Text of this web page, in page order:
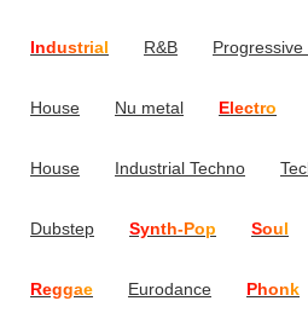
Industrial R&B Progressive
House Nu metal Electro
House Industrial Techno
Dubstep Synth-Pop Soul
Reggae Eurodance Phonk